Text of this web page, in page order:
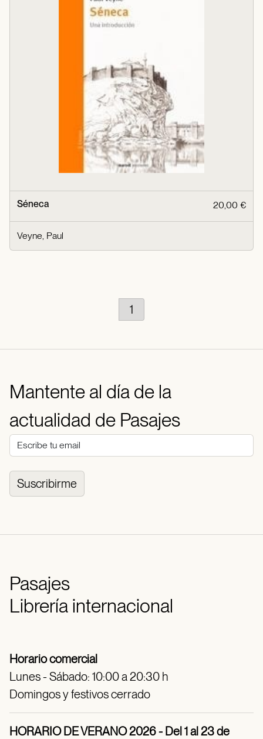
Séneca 20,00 €
Veyne, Paul
1
Mantente al día de la
actualidad de Pasajes
Suscribirme
Pasajes
Librería internacional
Horario comercial
Lunes - Sábado: 10:00 a 20:30 h
Domingos y festivos cerrado
HORARIO DE VERANO 2026 - Del 1 al 23 de